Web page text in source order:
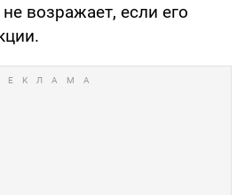
не возражает, если его